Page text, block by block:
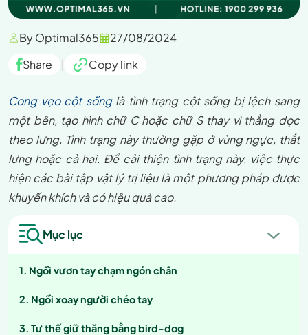
By Optimal365
27/08/2024
Share
| Copy link
Cong vẹo cột sống là tình trạng cột sống bị lệch sang
một bên, tạo hình chữ C hoặc chữ S thay vì thẳng dọc
theo lưng. Tình trạng này thường gặp ở vùng ngực, thắt
lưng hoặc cả hai. Để cải thiện tình trạng này, việc thực
hiện các bài tập vật lý trị liệu là một phương pháp được
khuyến khích và có hiệu quả cao.
Mục lục
Ngồi vươn tay chạm ngón chân
Ngồi xoay người chéo tay
Tư thế giữ thăng bằng bird-dog